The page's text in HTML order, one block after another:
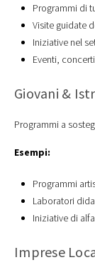
Programmi di
Visite guidate
Iniziative nel
Eventi,
Giovani &
Programmi a
Esempi:
Programmi
Laboratori
Iniziative di
Imprese